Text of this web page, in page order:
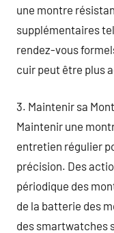
une montre
supplémentaires
rendez-vous
cuir peut être plus
3. Maintenir sa
Maintenir une
entretien régulier
précision. Des
périodique des
de la batterie des
des smartwatches